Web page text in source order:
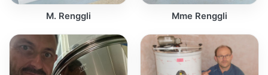
M. Renggli Mme Renggli